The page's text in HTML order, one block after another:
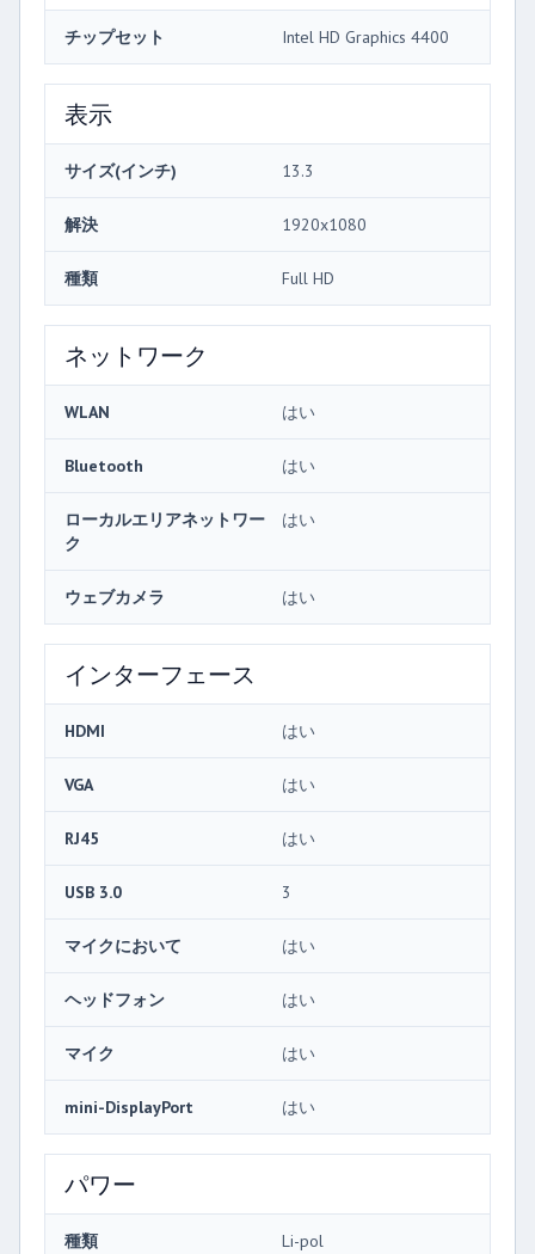
チップセット Intel HD Graphics 4400
表示
サイズ(インチ) 13.3
解決 1920x1080
種類 Full HD
ネットワーク
WLAN はい
Bluetooth はい
ローカルエリアネットワー
ク
はい
ウェブカメラ はい
インターフェース
HDMI はい
VGA はい
RJ45 はい
USB 3.0 3
マイクにおいて はい
ヘッドフォン はい
マイク はい
mini-DisplayPort はい
パワー
種類 Li-pol